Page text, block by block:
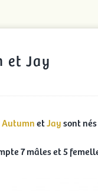
et Jay
AutumnetJaysont
7 mâles et 5